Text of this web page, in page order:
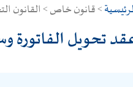
> قانون خاص > القانون
تحويل الفاتورة